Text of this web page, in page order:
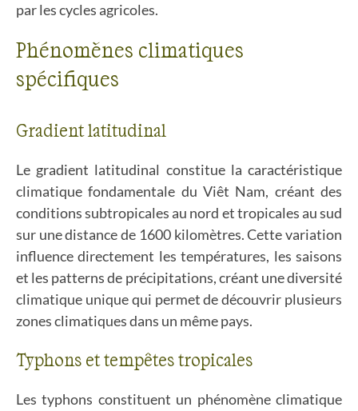
par les cycles agricoles.
Phénomènes climatiques
spécifiques
Gradient latitudinal
Le gradient latitudinal constitue la caractéristique
climatique fondamentale du Viêt Nam, créant des
conditions subtropicales au nord et tropicales au sud
sur une distance de 1600 kilomètres. Cette variation
influence directement les températures, les saisons
et les patterns de précipitations, créant une diversité
climatique unique qui permet de découvrir plusieurs
zones climatiques dans un même pays.
Typhons et tempêtes tropicales
Les typhons constituent un phénomène climatique